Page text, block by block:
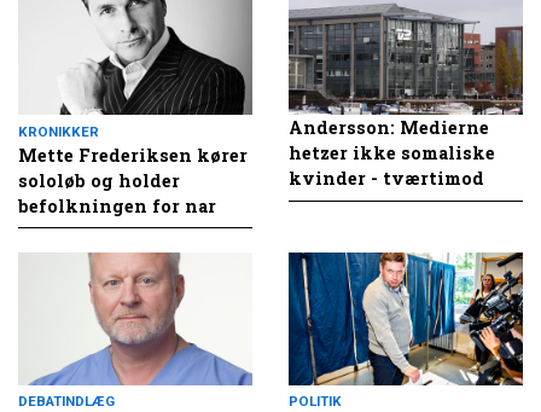
KRONIKKER
Mette Frederiksen kører
sololøb og holder
befolkningen for nar
Andersson: Medierne
hetzer ikke somaliske
kvinder - tværtimod
DEBATINDLÆG POLITIK